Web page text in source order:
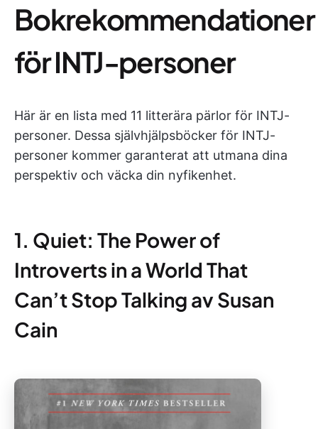
Bokrekommendationer
för INTJ-personer
Här är en lista med 11 litterära pärlor för INTJ-
personer. Dessa självhjälpsböcker för INTJ-
personer kommer garanterat att utmana dina
perspektiv och väcka din nyfikenhet.
1. Quiet: The Power of
Introverts in a World That
Can’t Stop Talking av Susan
Cain